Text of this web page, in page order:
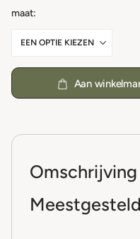
maat
Aan
Omschrijving